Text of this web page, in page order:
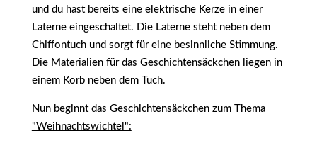
und du hast bereits eine elektrische Kerze in einer
Laterne eingeschaltet. Die Laterne steht neben dem
Chiffontuch und sorgt für eine besinnliche Stimmung.
Die Materialien für das Geschichtensäckchen liegen in
einem Korb neben dem Tuch.
Nun beginnt das Geschichtensäckchen zum Thema
"Weihnachtswichtel":